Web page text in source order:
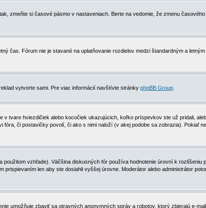
zmeňte si časové pásmo v nastaveniach. Berte na vedomie, že zmenu
čas. Fórum nie je stavané na uplatňovanie rozdielov medzi štandardným a
vytvorte sami. Pre viac informácií navštívte stránky phpBB Group
tvare hviezdičiek alebo kocočiek ukazujúcich, koľko príspevkov ste už pridali,
či postavičky povolí, či ako s nimi naloží (v akej podobe sa zobrazia). Pokiaľ
vzhľade). Väčšina diskusných fór používa hodnotenie úrovní k rozlíšeniu
len aby ste dosiahli vyššej úrovne. Moderátor alebo administrátor
umožňuje zbaviť sa otravných anonymných správ a robotov, ktorý zbierajú e-